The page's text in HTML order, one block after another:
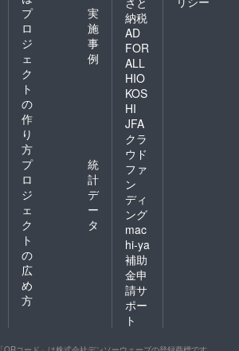
プ
ロ
ジ
ェ
ク
ト
の
作
り
方
実
施
事
例
プ
ロ
ジ
ェ
ク
ト
の
広
め
方
統
計
デ
ー
タ
納税
AD
FOR
ALL
HIO
KOS
HI
JFA
クラ
ウド
ファ
ン
ディ
ング
mac
hi-ya
補助
金申
請サ
ポー
ト